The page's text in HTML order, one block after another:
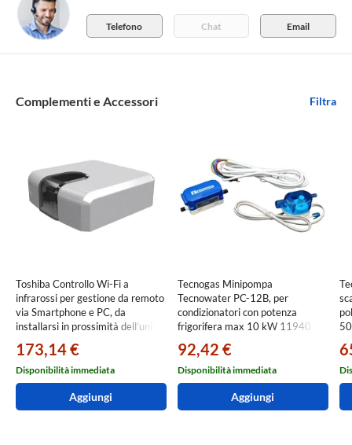
Complementi e Accessori Filtra
Toshiba Controllo Wi-Fi a
infrarossi per gestione da remoto
via Smartphone e PC, da
installarsi in prossimità dell’unità
173,14 €
Disponibilità immediata
Aggiungi
Tecnogas Minipompa
Tecnowater PC-12B, per
condizionatori con potenza
frigorifera max 10 kW 11940
92,42 €
Disponibilità immediata
Aggiungi
Telefono Chat Email